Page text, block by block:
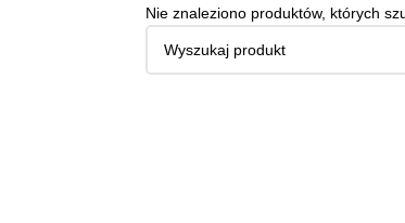
Nie znaleziono produktów, których